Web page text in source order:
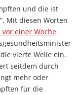
und die ist
Mit diesen Worten
vor einer Woche
vierte Welle ein.
seitdem durch
mehr oder
für die